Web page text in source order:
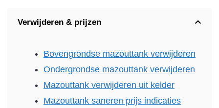
Verwijderen & prijzen
Bovengrondse mazouttank verwijderen
Ondergrondse mazouttank verwijderen
Mazouttank verwijderen uit kelder
Mazouttank saneren prijs indicaties